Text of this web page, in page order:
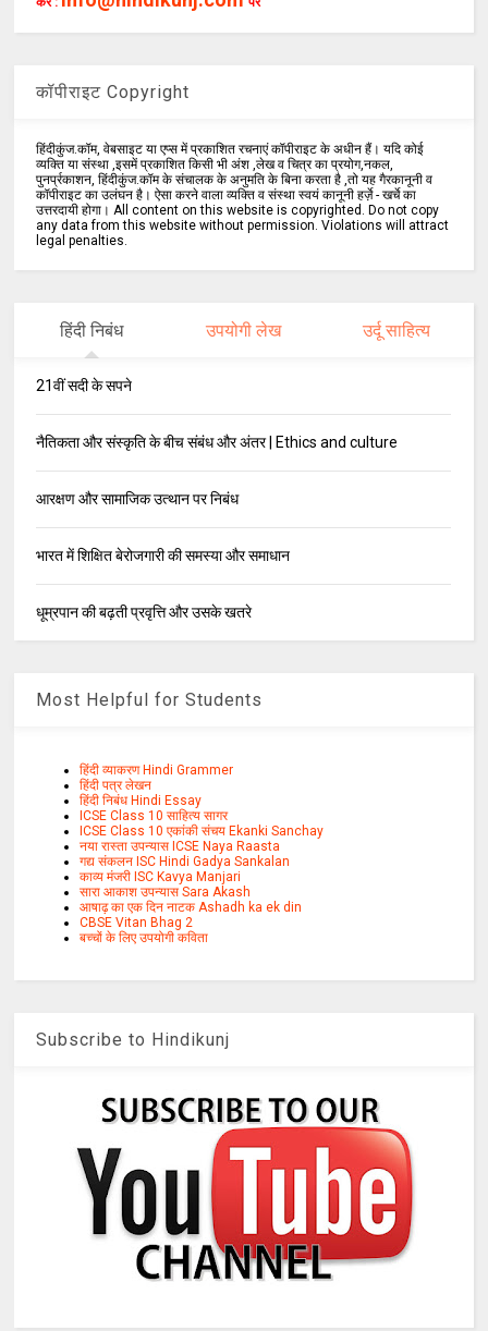
कॉपीराइट Copyright
हिंदीकुंज.कॉम, वेबसाइट या एप्स में प्रकाशित रचनाएं कॉपीराइट के अधीन हैं। यदि कोई
व्यक्ति या संस्था ,इसमें प्रकाशित किसी भी अंश ,लेख व चित्र का प्रयोग,नकल,
पुनर्प्रकाशन, हिंदीकुंज.कॉम के संचालक के अनुमति के बिना करता है ,तो यह गैरकानूनी व
कॉपीराइट का उलंघन है। ऐसा करने वाला व्यक्ति व संस्था स्वयं कानूनी हर्ज़े - खर्चे का
उत्तरदायी होगा। All content on this website is copyrighted. Do not copy
any data from this website without permission. Violations will attract
legal penalties.
हिंदी निबंध उपयोगी लेख उर्दू साहित्य
21वीं सदी के सपने
नैतिकता और संस्कृति के बीच संबंध और अंतर | Ethics and culture
आरक्षण और सामाजिक उत्थान पर निबंध
भारत में शिक्षित बेरोजगारी की समस्या और समाधान
धूम्रपान की बढ़ती प्रवृत्ति और उसके खतरे
Most Helpful for Students
हिंदी व्याकरण Hindi Grammer
हिंदी पत्र लेखन
हिंदी निबंध Hindi Essay
ICSE Class 10 साहित्य सागर
ICSE Class 10 एकांकी संचय Ekanki Sanchay
नया रास्ता उपन्यास ICSE Naya Raasta
गद्य संकलन ISC Hindi Gadya Sankalan
काव्य मंजरी ISC Kavya Manjari
सारा आकाश उपन्यास Sara Akash
आषाढ़ का एक दिन नाटक Ashadh ka ek din
CBSE Vitan Bhag 2
बच्चों के लिए उपयोगी कविता
Subscribe to Hindikunj